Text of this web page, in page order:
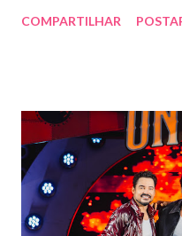
outras atrações. Esta
requisitados pelos
Pela segunda vez, a
Marini Eventos — empresa
de grandes festivais pelo
(Feira Agropecuária e
COMPARTILHAR